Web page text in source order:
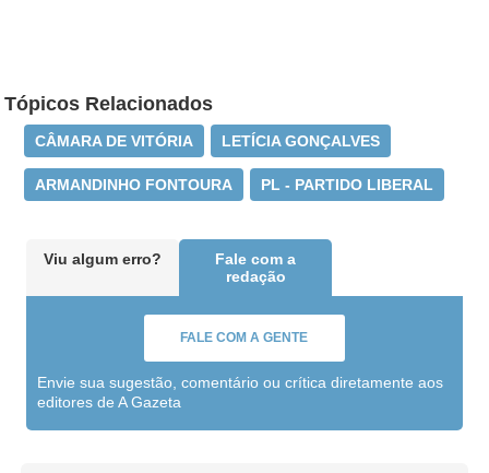
Tópicos Relacionados
CÂMARA DE VITÓRIA LETÍCIA GONÇALVES
ARMANDINHO FONTOURA PL - PARTIDO LIBERAL
Viu algum erro?
Fale com a
redação
FALE COM A GENTE
Envie sua sugestão, comentário ou crítica diretamente aos
editores de A Gazeta